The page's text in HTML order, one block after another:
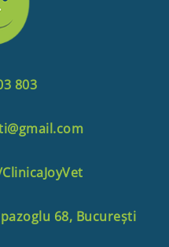
803
68, București